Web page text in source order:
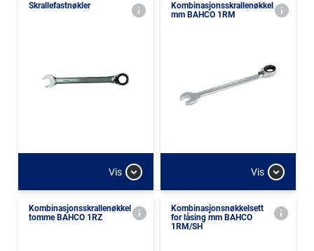
Skrallefastnøkler
Vis
Kombinasjonsskrallenøkkel
mm BAHCO 1RM
Vis
Kombinasjonsskrallenøkkel
tomme BAHCO 1RZ
Kombinasjonsnøkkelsett
for låsing mm BAHCO
1RM/SH